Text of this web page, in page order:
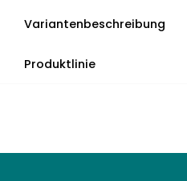
Variantenbeschreibung
Produktlinie